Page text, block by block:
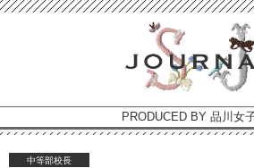
PRODUCED BY 品川女
中等部校長